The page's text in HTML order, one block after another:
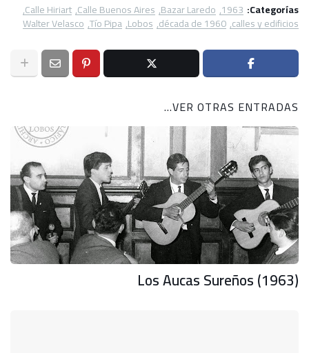
Categorías:
1963
Bazar Laredo
Calle Buenos Aires
Calle Hiriart
calles y edificios
década de 1960
Lobos
Tío Pipa
Walter Velasco
VER OTRAS ENTRADAS...
Los Aucas Sureños (1963)